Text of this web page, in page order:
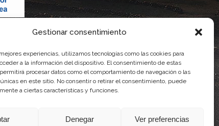
Gestionar consentimiento
experiencias, utilizamos tecnologías como las cookies para
a la información del dispositivo. El consentimiento de estas
procesar datos como el comportamiento de navegación o las
en este sitio. No consentir o retirar el consentimiento, puede
a ciertas características y funciones.
Denegar Ver preferencias
de Canarias